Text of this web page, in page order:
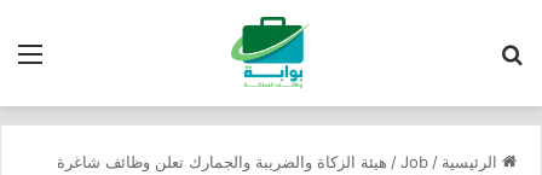
الرئيسية /
Job
/ هيئة الزكاة والضريبة والجمارك تعلن وظائف شاغرة